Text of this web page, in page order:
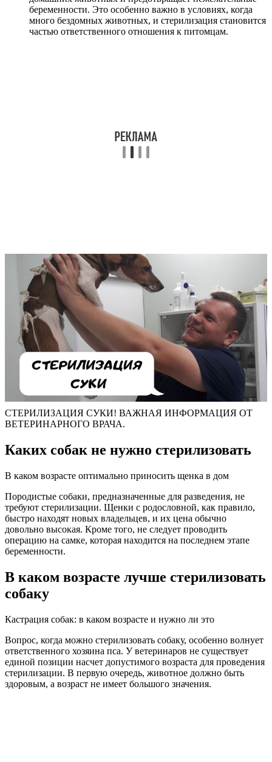
беременности. Это особенно важно в условиях, когда
много бездомных животных, и стерилизация становится
частью ответственного отношения к питомцам.
СТЕРИЛИЗАЦИЯ СУКИ! ВАЖНАЯ ИНФОРМАЦИЯ ОТ
ВЕТЕРИНАРНОГО ВРАЧА.
Каких собак не нужно стерилизовать
В каком возрасте оптимально приносить щенка в дом
Породистые собаки, предназначенные для разведения, не
требуют стерилизации. Щенки с родословной, как правило,
быстро находят новых владельцев, и их цена обычно
довольно высокая. Кроме того, не следует проводить
операцию на самке, которая находится на последнем этапе
беременности.
В каком возрасте лучше стерилизовать
собаку
Кастрация собак: в каком возрасте и нужно ли это
Вопрос, когда можно стерилизовать собаку, особенно волнует
ответственного хозяина пса. У ветеринаров не существует
единой позиции насчет допустимого возраста для проведения
стерилизации. В первую очередь, животное должно быть
здоровым, а возраст не имеет большого значения.